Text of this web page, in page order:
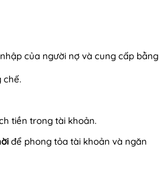
của người nợ và cung cấp bằng
chế.
tiền trong tài khoản.
để phong tỏa tài khoản và ngăn